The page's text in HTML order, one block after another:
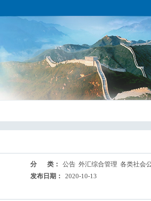
分 类：
公告 外汇综合管理 各类社会
发布日期：
2020-10-13